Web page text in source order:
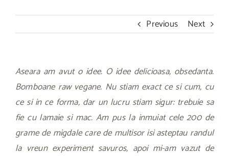
Previous Next
Aseara am avut o idee. O idee delicioasa, obsedanta.
Bomboane raw vegane. Nu stiam exact ce si cum, cu
ce si in ce forma, dar un lucru stiam sigur: trebuie sa
fie cu lamaie si mac. Am pus la inmuiat cele 200 de
grame de migdale care de multisor isi asteptau randul
la vreun experiment savuros, apoi mi-am vazut de